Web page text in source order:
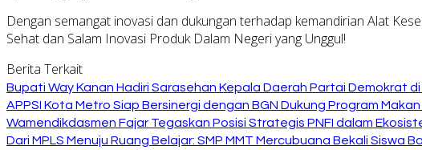
Dengan semangat inovasi dan dukungan terhadap kemandirian Alat
Sehat dan Salam Inovasi Produk Dalam Negeri yang Unggul!
Berita Terkait
Bupati Way Kanan Hadiri Sarasehan Kepala Daerah Partai Demokrat
APPSI Kota Metro Siap Bersinergi dengan BGN Dukung Program Makan
Wamendikdasmen Fajar Tegaskan Posisi Strategis PNFI dalam
Dari MPLS Menuju Ruang Belajar: SMP MMT Mercubuana Bekali Siswa